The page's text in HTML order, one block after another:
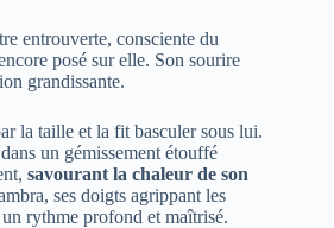
entrouverte, consciente du
posé sur elle. Son sourire
grandissante.
la taille et la fit basculer sous lui.
un gémissement étouffé
savourant la chaleur de son
ses doigts agrippant les
rythme profond et maîtrisé.